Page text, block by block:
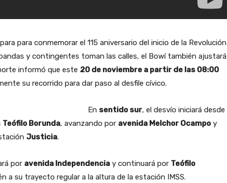
para conmemorar el 115 aniversario del inicio de la Revolución
y contingentes toman las calles, el Bowí también ajustará
informó que este 20 de noviembre a partir de las 08:00
su recorrido para dar paso al desfile cívico.
En sentido sur, el desvío iniciará desde
Teófilo Borunda, avanzando por avenida Melchor Ocampo y
Justicia.
por avenida Independencia y continuará por Teófilo
a su trayecto regular a la altura de la estación IMSS.